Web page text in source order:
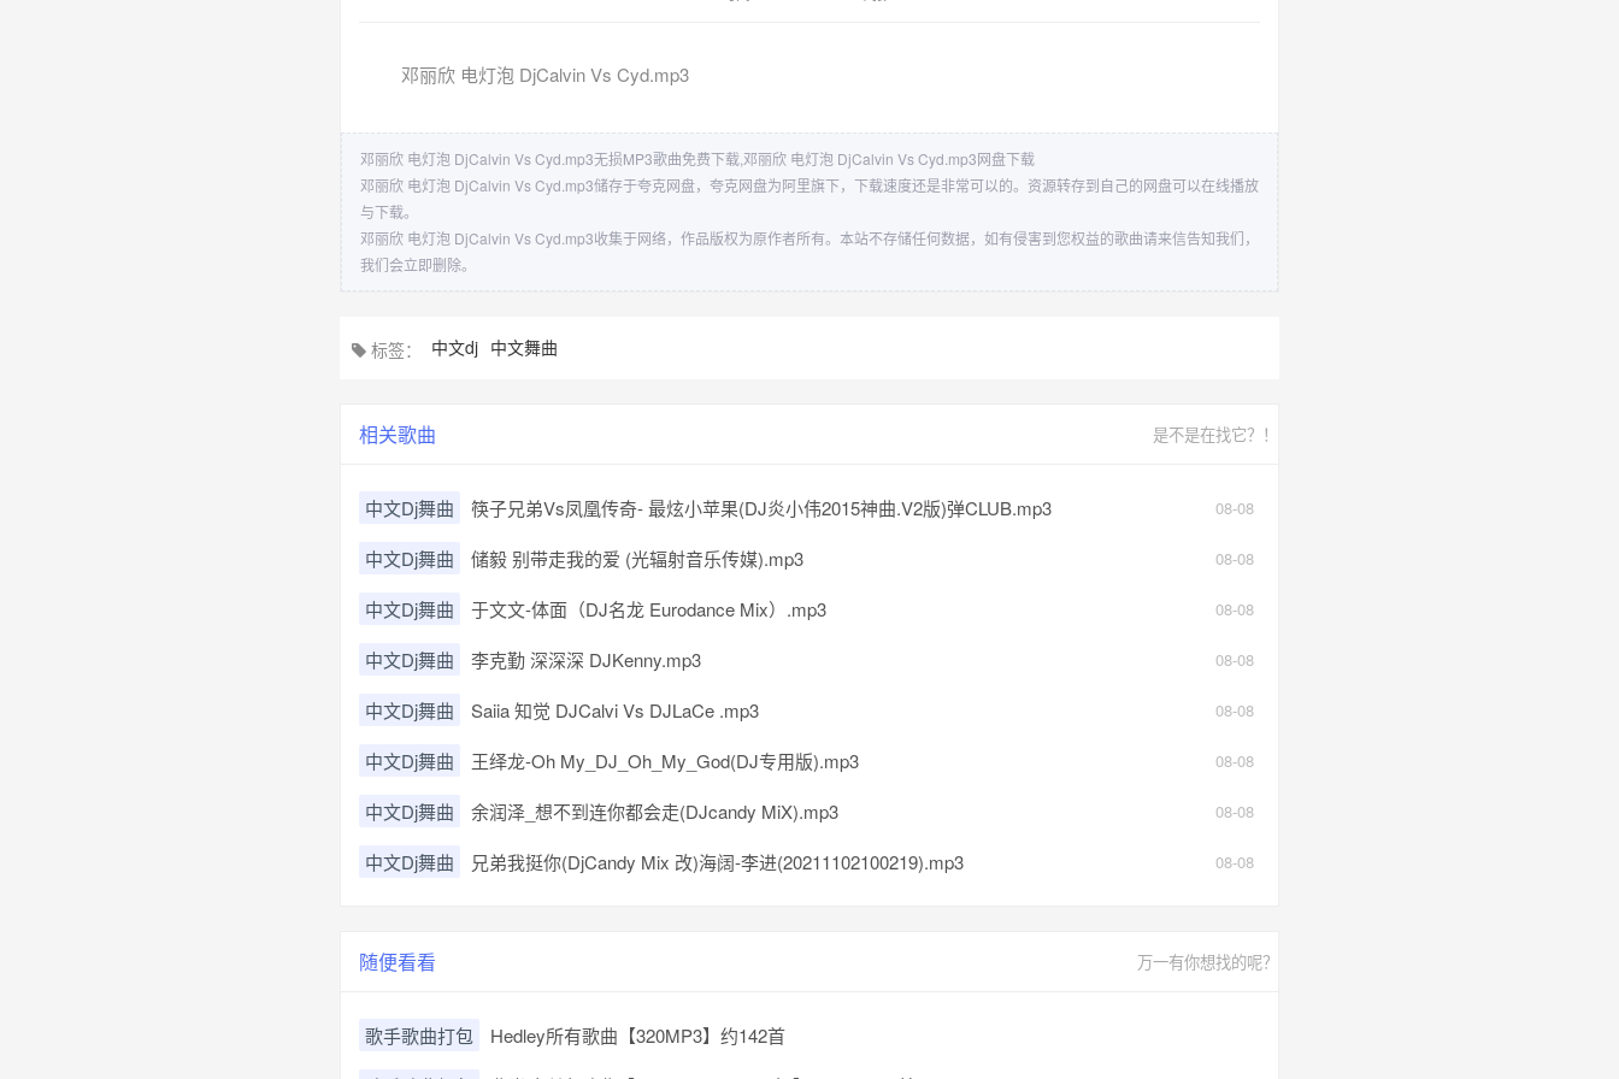
邓丽欣 电灯泡 DjCalvin Vs Cyd.mp3
邓丽欣 电灯泡 DjCalvin Vs Cyd.mp3无损MP3歌曲免费下载,邓丽欣 电灯泡 DjCalvin Vs Cyd.mp3网盘下载
邓丽欣 电灯泡 DjCalvin Vs Cyd.mp3储存于夸克网盘，夸克网盘为阿里旗下，下载速度还是非常可以的。资源转存到自己的网盘可以在线播放
与下载。
邓丽欣 电灯泡 DjCalvin Vs Cyd.mp3收集于网络，作品版权为原作者所有。本站不存储任何数据，如有侵害到您权益的歌曲请来信告知我们，
我们会立即删除。
标签： 中文dj 中文舞曲
相关歌曲 是不是在找它？！
08-08
中文Dj舞曲 筷子兄弟Vs凤凰传奇- 最炫小苹果(DJ炎小伟2015神曲.V2版)弹CLUB.mp3
08-08
中文Dj舞曲 储毅 别带走我的爱 (光辐射音乐传媒).mp3
08-08
中文Dj舞曲 于文文-体面（DJ名龙 Eurodance Mix）.mp3
08-08
中文Dj舞曲 李克勤 深深深 DJKenny.mp3
08-08
中文Dj舞曲 Saiia 知觉 DJCalvi Vs DJLaCe .mp3
08-08
中文Dj舞曲 王绎龙-Oh My_DJ_Oh_My_God(DJ专用版).mp3
08-08
中文Dj舞曲 余润泽_想不到连你都会走(DJcandy MiX).mp3
08-08
中文Dj舞曲 兄弟我挺你(DjCandy Mix 改)海阔-李进(20211102100219).mp3
随便看看 万一有你想找的呢？
歌手歌曲打包
Hedley所有歌曲【320MP3】约142首